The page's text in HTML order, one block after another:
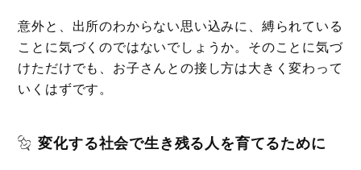
意外と、出所のわからない思い込みに、縛られている
ことに気づくのではないでしょうか。そのことに気づ
けただけでも、お子さんとの接し方は大きく変わって
いくはずです。
変化する社会で生き残る人を育てるために